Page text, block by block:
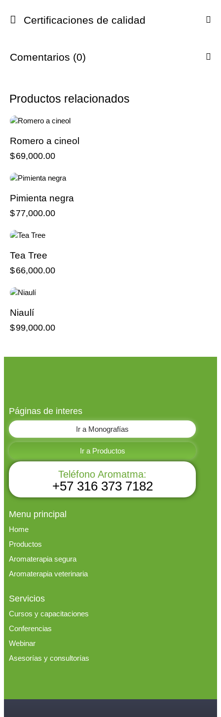
Certificaciones de calidad
Comentarios (0)
Productos relacionados
Romero a cineol
$69,000.00
Pimienta negra
$77,000.00
Tea Tree
$66,000.00
Niaulí
$99,000.00
Páginas de interes
Ir a Monografías
Ir a Productos
Teléfono Aromatma:
+57 316 373 7182
Menu principal
Home
Productos
Aromaterapia segura
Aromaterapia veterinaria
Servicios
Cursos y capacitaciones
Conferencias
Webinar
Asesorías y consultorías